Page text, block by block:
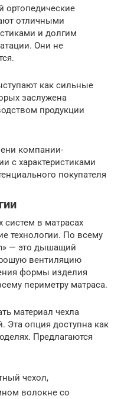
ортопедические
отличными
и долгим
Они не
как сильные
заслужена
продукции
компании-
с характеристиками
покупателя
в матрасах
технологии. По всему
— это дышащий
вентиляцию
формы изделия
периметру матраса.
материал чехла
Эта опция доступна как
Предлагаются
чехол,
волокне со